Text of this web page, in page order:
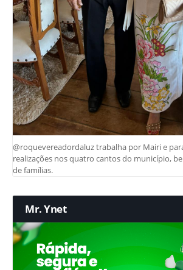
@roquevereadordaluz trabalha por Mairi e
realizações nos quatro cantos do município,
de famílias.
Mr. Ynet